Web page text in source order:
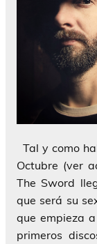
Tal y como
Octubre (ver
The Sword
que será su
que empieza
primeros